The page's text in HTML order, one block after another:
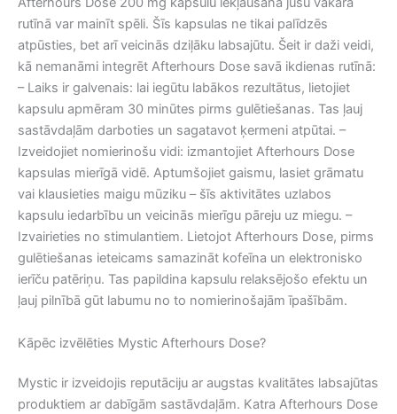
rutīnā var mainīt spēli. Šīs kapsulas ne tikai palīdzēs
atpūsties, bet arī veicinās dziļāku labsajūtu. Šeit ir daži veidi,
kā nemanāmi integrēt Afterhours Dose savā ikdienas rutīnā:
– Laiks ir galvenais: lai iegūtu labākos rezultātus, lietojiet
kapsulu apmēram 30 minūtes pirms gulētiešanas. Tas ļauj
sastāvdaļām darboties un sagatavot ķermeni atpūtai. –
Izveidojiet nomierinošu vidi: izmantojiet Afterhours Dose
kapsulas mierīgā vidē. Aptumšojiet gaismu, lasiet grāmatu
vai klausieties maigu mūziku – šīs aktivitātes uzlabos
kapsulu iedarbību un veicinās mierīgu pāreju uz miegu. –
Izvairieties no stimulantiem. Lietojot Afterhours Dose, pirms
gulētiešanas ieteicams samazināt kofeīna un elektronisko
ierīču patēriņu. Tas papildina kapsulu relaksējošo efektu un
ļauj pilnībā gūt labumu no to nomierinošajām īpašībām.
Kāpēc izvēlēties Mystic Afterhours Dose?
Mystic ir izveidojis reputāciju ar augstas kvalitātes labsajūtas
produktiem ar dabīgām sastāvdaļām. Katra Afterhours Dose